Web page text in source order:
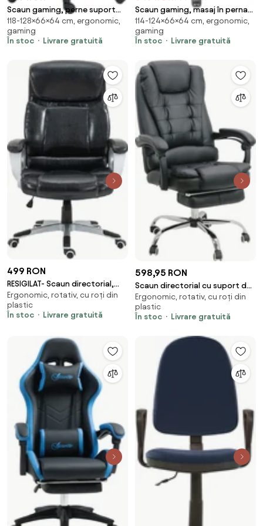
Scaun gaming, perne suport
lombar si cervical, suport
picioare, piele PU, Negru
118-128×66×64 cm, ergonomic,
gaming
În stoc
Livrare gratuită
Scaun gaming, masaj în perna
lombară, suport picioare,
textil, Gri
114-124×66×64 cm, ergonomic,
gaming
În stoc
Livrare gratuită
499 RON
RESIGILAT- Scaun directorial,
înălțime reglabilă, piele
ecologică Premium, rezistent
150 kg, balans, Negru
Ergonomic, rotativ, cu roți din
plastic
În stoc
Livrare gratuită
598,95 RON
Scaun directorial cu suport de
picioareOFF 418 negru
Ergonomic, rotativ, cu roți din
plastic
În stoc
Livrare gratuită